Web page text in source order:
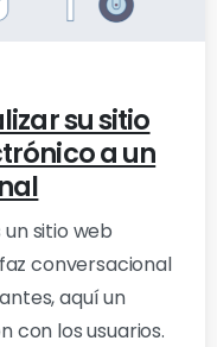
su sitio
a un
sitio web
conversacional
aquí un
con los usuarios.